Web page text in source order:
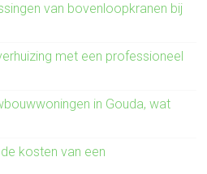
van bovenloopkranen bij
met een professioneel
in Gouda, wat
kosten van een